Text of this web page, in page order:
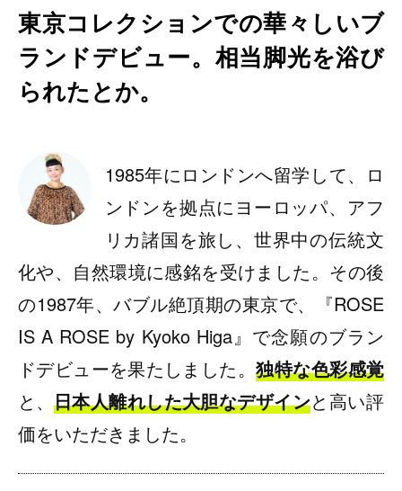
東京コレクションでの華々しいブ
ランドデビュー。相当脚光を浴び
られたとか。
1985年にロンドンへ留学して、ロ
ンドンを拠点にヨーロッパ、アフ
リカ諸国を旅し、世界中の伝統文
化や、自然環境に感銘を受けました。その後
の1987年、バブル絶頂期の東京で、『ROSE
IS A ROSE by Kyoko Higa』で念願のブラン
ドデビューを果たしました。 独特な色彩感覚
と、 日本人離れした大胆なデザインと高い評
価をいただきました。